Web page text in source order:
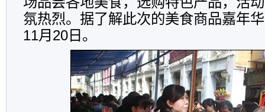
氛热烈。据了解此次的美食商品嘉年
11月20日。